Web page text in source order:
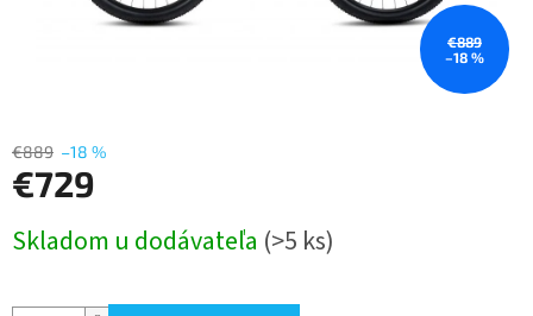
€889
–18 %
€889 –18 %
€729
cena:
Skladom u dodávateľa (>5 ks)